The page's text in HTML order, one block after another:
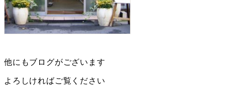
他にもブログがございます
よろしければご覧ください